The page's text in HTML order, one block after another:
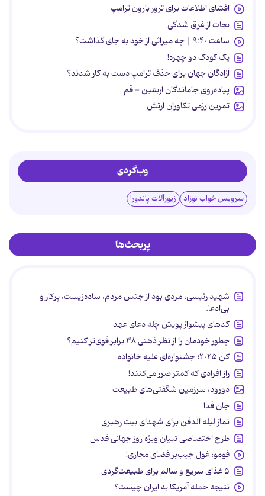
افشای اطلاعات برای ترور بارون ترامپ
نجات از غرق شدگی
ساعت ۹:۴۰ | چه میراثی از خود به جای گذاشت؟
یک کودک دو چهره!
آزادگان جهان برای حذف ترامپ دست به کار شدند؟
پیاده‌روی جاماندگان اربعین - قم
تمرین رزمی تکاوران ارتش
وب‌گردی
سرویس خواب نوزاد زیورآلات پاندورا
پربحث‌ها
شهید رئیسی، مردی بود از جنس مردم، ساده‌زیست، پرکار و
بی‌ادعا.
کدهای پیشواز پویش چله دعای عهد
چطور خودمان را از نظر ذهنی ۳۸ برابر قوی‌تر کنیم؟
کن ۲۰۲۵؛ جشنواره‌ای علیه خانواده
راز افرادی که کمتر ضرر می‌کنند!
دورود، سرزمین شگفتی‌های طبیعت
جان فدا
نماز لیله الدفن برای شهدای بیت رهبری
طرح اختصاصی تبیان ویژه روز جهانی قدس
فومو؛ غول جیب‌بر فضای مجازی!
۵ غذای سریع و سالم برای طبیعت‌گردی
نتیجه حمله آمریکا به ایران چیست؟